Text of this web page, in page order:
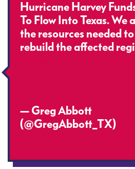
Hurricane Harvey
To Flow Into Texas. We
the resources needed
rebuild the affected
— Greg Abbott
(@GregAbbott_TX)